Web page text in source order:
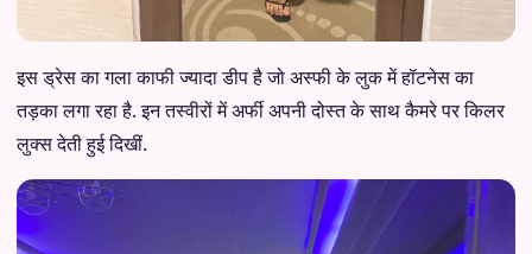
इस ड्रेस का गला काफी ज्यादा डीप है जो अस्फी के लुक में हॉटनेस का
तड़का लगा रहा है. इन तस्वीरों में अर्फी अपनी दोस्त के साथ कैमरे पर किलर
लुक्स देती हुई दिखीं.